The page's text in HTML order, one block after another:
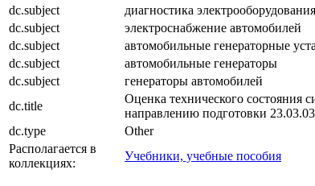
dc.subject
диагностика
dc.subject
электроснабжение автомобилей
dc.subject
автомобильные генераторные
dc.subject
автомобильные генераторы
dc.subject
генераторы автомобилей
dc.title
Оценка технического состояния
направлению подготовки
dc.type
Other
Располагается в
коллекциях:
Учебники, учебные пособия